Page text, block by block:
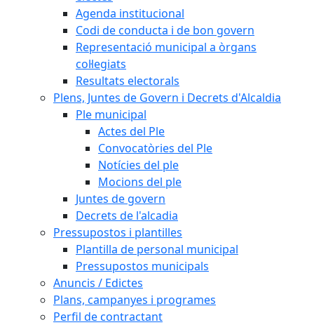
Agenda institucional
Codi de conducta i de bon govern
Representació municipal a òrgans
col·legiats
Resultats electorals
Plens, Juntes de Govern i Decrets d'Alcaldia
Ple municipal
Actes del Ple
Convocatòries del Ple
Notícies del ple
Mocions del ple
Juntes de govern
Decrets de l'alcadia
Pressupostos i plantilles
Plantilla de personal municipal
Pressupostos municipals
Anuncis / Edictes
Plans, campanyes i programes
Perfil de contractant